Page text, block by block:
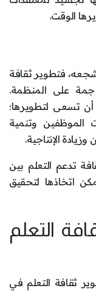
الوقت.
فتطوير ثقافة
جمة على المنظمة.
تسعى لتطويرها؛
الموظفين وتنمية
الإنتاجية.
تدعم التعلم بين
اتخاذها لتحقيق
التعلم
لتطوير ثقافة التعلم في